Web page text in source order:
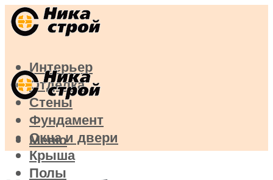
Интерьер
Отделка
Стены
Фундамент
Окна и двери
Крыша
Полы
Меню